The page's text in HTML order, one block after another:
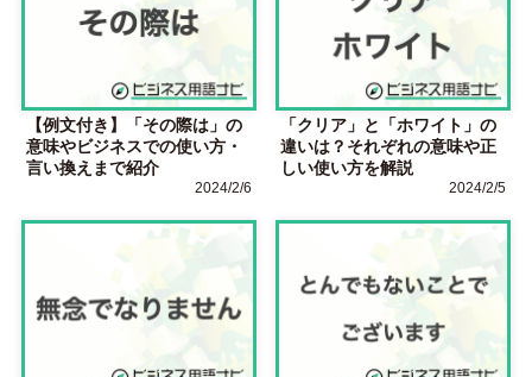
【例文付き】「その際は」の
意味やビジネスでの使い方・
言い換えまで紹介
2024/2/6
「クリア」と「ホワイト」の
違いは？それぞれの意味や正
しい使い方を解説
2024/2/5